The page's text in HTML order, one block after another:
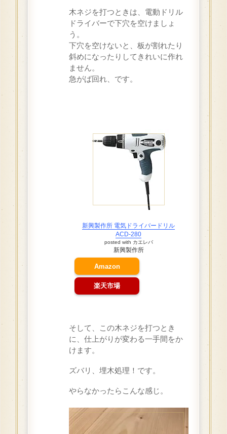
木ネジを打つときは、電動ドリル
ドライバーで下穴を空けましょ
う。
下穴を空けないと、板が割れたり
斜めになったりしてきれいに作れ
ません。
急がば回れ、です。
新興製作所 電気ドライバードリル
ACD-280
posted with カエレバ
新興製作所
Amazon
楽天市場
そして、この木ネジを打つとき
に、仕上がりが変わる一手間をか
けます。
ズバリ、埋木処理！です。
やらなかったらこんな感じ。